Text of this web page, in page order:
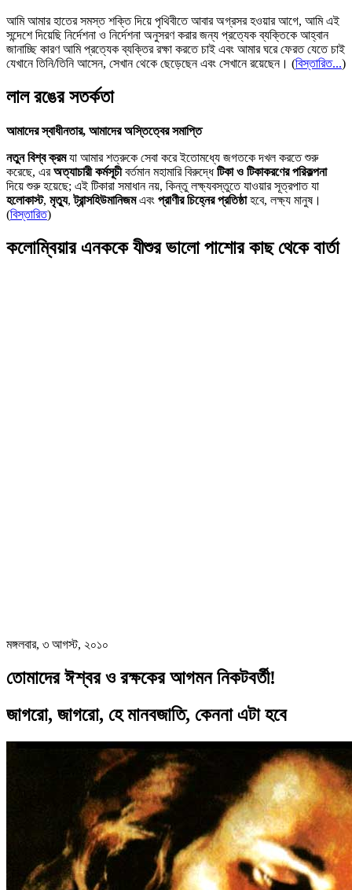
আমি আমার হাতের সমস্ত শক্তি দিয়ে পৃথিবীতে আবার অগ্রসর হওয়ার আগে, আমি এই
সন্দেশে দিয়েছি নির্দেশনা ও নির্দেশনা অনুসরণ করার জন্য প্রত্যেক ব্যক্তিকে আহ্বান
জানাচ্ছি কারণ আমি প্রত্যেক ব্যক্তির রক্ষা করতে চাই এবং আমার ঘরে ফেরত যেতে চাই
যেখানে তিনি/তিনি আসেন, সেখান থেকে ছেড়েছেন এবং সেখানে রয়েছেন। (বিস্তারিত...)
লাল রঙের সতর্কতা
আমাদের স্বাধীনতার, আমাদের অস্তিত্বের সমাপ্তি
নতুন বিশ্ব ক্রমযা আমার শত্রুকে সেবা করে ইতোমধ্যে জগতকে দখল করতে শুরু
করেছে, এরঅত্যাচারী কর্মসূচীবর্তমান মহামারি বিরুদ্ধেটিকা ও টিকাকরণের পরিকল্পনা
দিয়ে শুরু হয়েছে; এই টিকারা সমাধান নয়, কিন্তু লক্ষ্যবস্তুতে যাওয়ার সূত্রপাত যা
হলোকাস্ট, মৃত্যু,ট্রান্সহিউমানিজমএবং প্রাণীর চিহ্নের প্রতিষ্ঠাহবে, লক্ষ্য মানুষ।
(বিস্তারিত)
কলোম্বিয়ার এনককে যীশুর ভালো পাশোর কাছ থেকে বার্তা
মঙ্গলবার, ৩ আগস্ট, ২০১০
তোমাদের ঈশ্বর ও রক্ষকের আগমন নিকটবর্তী!
জাগরো, জাগরো, হে মানবজাতি, কেননা এটা হবে